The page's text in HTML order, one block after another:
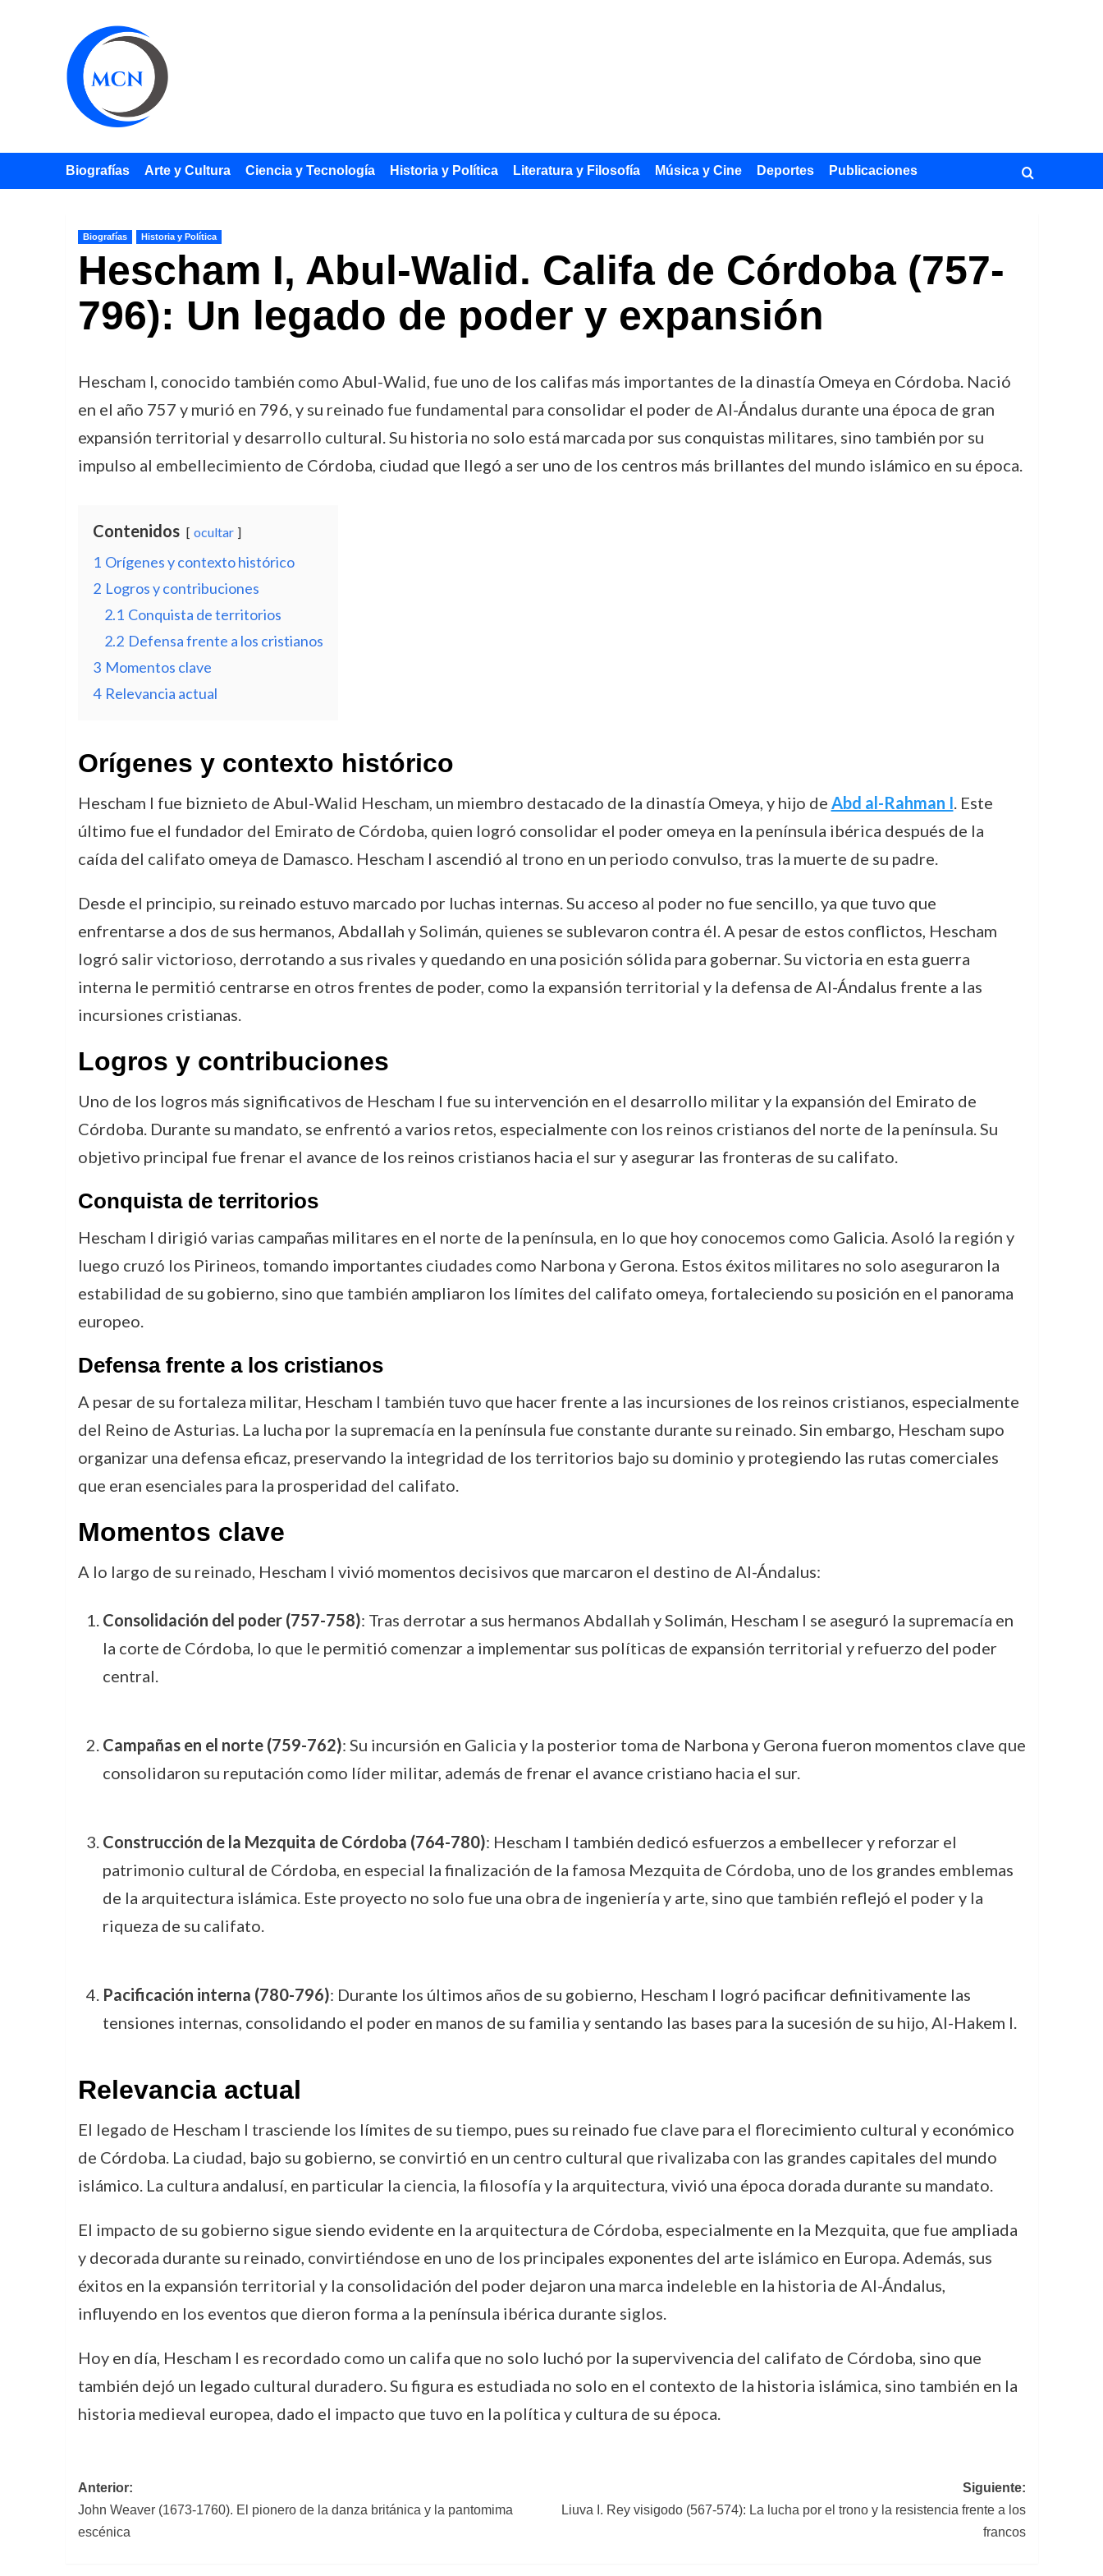
Biografías Arte y Cultura Ciencia y Tecnología Historia y Política Literatura y Filosofía Música y Cine Deportes Publicaciones
Biografías Historia y Política
Hescham I, Abul-Walid. Califa de Córdoba (757-
796): Un legado de poder y expansión
Hescham I, conocido también como Abul-Walid, fue uno de los califas más importantes de la dinastía Omeya en Córdoba. Nació
en el año 757 y murió en 796, y su reinado fue fundamental para consolidar el poder de Al-Ándalus durante una época de gran
expansión territorial y desarrollo cultural. Su historia no solo está marcada por sus conquistas militares, sino también por su
impulso al embellecimiento de Córdoba, ciudad que llegó a ser uno de los centros más brillantes del mundo islámico en su época.
Contenidos ocultar
1 Orígenes y contexto histórico
2 Logros y contribuciones
2.1 Conquista de territorios
2.2 Defensa frente a los cristianos
3 Momentos clave
4 Relevancia actual
Orígenes y contexto histórico
Hescham I fue biznieto de Abul-Walid Hescham, un miembro destacado de la dinastía Omeya, y hijo de Abd al-Rahman I. Este
último fue el fundador del Emirato de Córdoba, quien logró consolidar el poder omeya en la península ibérica después de la
caída del califato omeya de Damasco. Hescham I ascendió al trono en un periodo convulso, tras la muerte de su padre.
Desde el principio, su reinado estuvo marcado por luchas internas. Su acceso al poder no fue sencillo, ya que tuvo que
enfrentarse a dos de sus hermanos, Abdallah y Solimán, quienes se sublevaron contra él. A pesar de estos conflictos, Hescham
logró salir victorioso, derrotando a sus rivales y quedando en una posición sólida para gobernar. Su victoria en esta guerra
interna le permitió centrarse en otros frentes de poder, como la expansión territorial y la defensa de Al-Ándalus frente a las
incursiones cristianas.
Logros y contribuciones
Uno de los logros más significativos de Hescham I fue su intervención en el desarrollo militar y la expansión del Emirato de
Córdoba. Durante su mandato, se enfrentó a varios retos, especialmente con los reinos cristianos del norte de la península. Su
objetivo principal fue frenar el avance de los reinos cristianos hacia el sur y asegurar las fronteras de su califato.
Conquista de territorios
Hescham I dirigió varias campañas militares en el norte de la península, en lo que hoy conocemos como Galicia. Asoló la región y
luego cruzó los Pirineos, tomando importantes ciudades como Narbona y Gerona. Estos éxitos militares no solo aseguraron la
estabilidad de su gobierno, sino que también ampliaron los límites del califato omeya, fortaleciendo su posición en el panorama
europeo.
Defensa frente a los cristianos
A pesar de su fortaleza militar, Hescham I también tuvo que hacer frente a las incursiones de los reinos cristianos, especialmente
del Reino de Asturias. La lucha por la supremacía en la península fue constante durante su reinado. Sin embargo, Hescham supo
organizar una defensa eficaz, preservando la integridad de los territorios bajo su dominio y protegiendo las rutas comerciales
que eran esenciales para la prosperidad del califato.
Momentos clave
A lo largo de su reinado, Hescham I vivió momentos decisivos que marcaron el destino de Al-Ándalus:
Consolidación del poder (757-758): Tras derrotar a sus hermanos Abdallah y Solimán, Hescham I se aseguró la supremacía en
la corte de Córdoba, lo que le permitió comenzar a implementar sus políticas de expansión territorial y refuerzo del poder
central.
Campañas en el norte (759-762): Su incursión en Galicia y la posterior toma de Narbona y Gerona fueron momentos clave que
consolidaron su reputación como líder militar, además de frenar el avance cristiano hacia el sur.
Construcción de la Mezquita de Córdoba (764-780): Hescham I también dedicó esfuerzos a embellecer y reforzar el
patrimonio cultural de Córdoba, en especial la finalización de la famosa Mezquita de Córdoba, uno de los grandes emblemas
de la arquitectura islámica. Este proyecto no solo fue una obra de ingeniería y arte, sino que también reflejó el poder y la
riqueza de su califato.
Pacificación interna (780-796): Durante los últimos años de su gobierno, Hescham I logró pacificar definitivamente las
tensiones internas, consolidando el poder en manos de su familia y sentando las bases para la sucesión de su hijo, Al-Hakem I.
Relevancia actual
El legado de Hescham I trasciende los límites de su tiempo, pues su reinado fue clave para el florecimiento cultural y económico
de Córdoba. La ciudad, bajo su gobierno, se convirtió en un centro cultural que rivalizaba con las grandes capitales del mundo
islámico. La cultura andalusí, en particular la ciencia, la filosofía y la arquitectura, vivió una época dorada durante su mandato.
El impacto de su gobierno sigue siendo evidente en la arquitectura de Córdoba, especialmente en la Mezquita, que fue ampliada
y decorada durante su reinado, convirtiéndose en uno de los principales exponentes del arte islámico en Europa. Además, sus
éxitos en la expansión territorial y la consolidación del poder dejaron una marca indeleble en la historia de Al-Ándalus,
influyendo en los eventos que dieron forma a la península ibérica durante siglos.
Hoy en día, Hescham I es recordado como un califa que no solo luchó por la supervivencia del califato de Córdoba, sino que
también dejó un legado cultural duradero. Su figura es estudiada no solo en el contexto de la historia islámica, sino también en la
historia medieval europea, dado el impacto que tuvo en la política y cultura de su época.
Navegación
de
Anterior:
John Weaver (1673-1760). El pionero de la danza británica y la pantomima
escénica
Siguiente:
Liuva I. Rey visigodo (567-574): La lucha por el trono y la resistencia frente a los
francos